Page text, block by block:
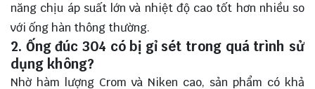
năng chịu áp suất lớn và nhiệt độ cao tốt hơn nhiều so
với ống hàn thông thường.
2. Ống đúc 304 có bị gỉ sét trong quá trình sử
dụng không?
Nhờ hàm lượng Crom và Niken cao, sản phẩm có khả